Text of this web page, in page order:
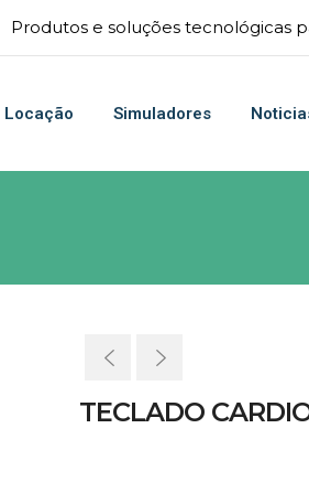
Produtos e soluções tecnológicas
Locação Simuladores
TECLADO